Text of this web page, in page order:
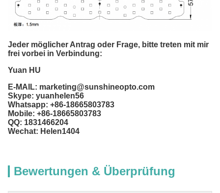
Jeder möglicher Antrag oder Frage, bitte treten mit mir
frei vorbei in Verbindung:
Yuan HU
E-MAIL: marketing@sunshineopto.com
Skype: yuanhelen56
Whatsapp: +86-18665803783
Mobile: +86-18665803783
QQ: 1831466204
Wechat: Helen1404
Bewertungen & Überprüfung